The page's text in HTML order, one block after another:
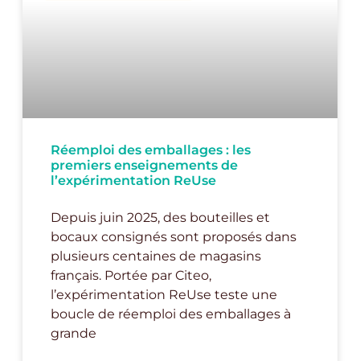
Réemploi des emballages : les
premiers enseignements de
l’expérimentation ReUse
Depuis juin 2025, des bouteilles et
bocaux consignés sont proposés dans
plusieurs centaines de magasins
français. Portée par Citeo,
l’expérimentation ReUse teste une
boucle de réemploi des emballages à
grande